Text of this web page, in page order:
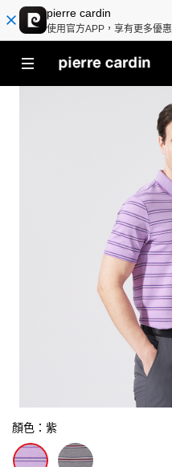
pierre cardin
使用官方APP，享有更多優惠
顏色：紫